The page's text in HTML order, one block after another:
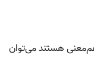
هستند می‌توان